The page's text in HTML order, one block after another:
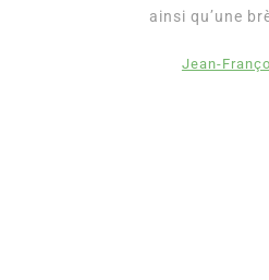
ainsi qu’une
Jean-